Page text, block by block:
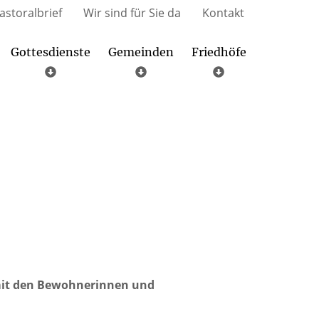
Gottesdienste Gemeinden Friedhöfe
Wir sind für Sie da Kontakt
den Bewohnerinnen und